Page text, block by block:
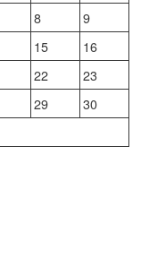
8
9
15
16
22
23
29
30